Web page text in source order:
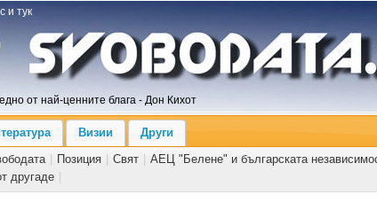
и тук
от най-ценните блага - Дон Кихот
Визии
Други
Позиция Свят АЕЦ "Белене" и българската
другаде